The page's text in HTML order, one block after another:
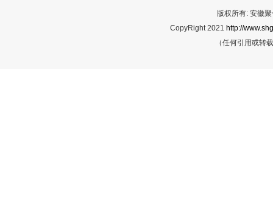
版权所有: 安徽
CopyRight 2021 http://
（任何引用或转